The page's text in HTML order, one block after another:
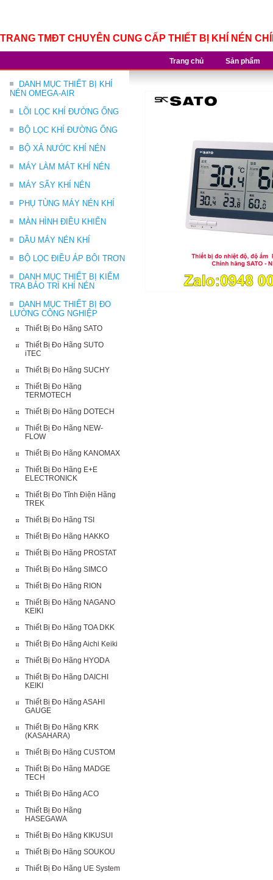
TRANG TMĐT CHUYÊN CUNG CẤP THIẾT BỊ KHÍ NÉN
Trang chủ Sản phẩm
DANH MỤC THIẾT BỊ KHÍ
NÉN OMEGA-AIR
LÕI LỌC KHÍ ĐƯỜNG ỐNG
BỘ LỌC KHÍ ĐƯỜNG ỐNG
BỘ XẢ NƯỚC KHÍ NÉN
MÁY LÀM MÁT KHÍ NÉN
MÁY SẤY KHÍ NÉN
PHỤ TÙNG MÁY NÉN KHÍ
MÀN HÌNH ĐIỀU KHIỂN
DẦU MÁY NÉN KHÍ
BỘ LỌC ĐIỀU ÁP BÔI TRƠN
DANH MỤC THIẾT BỊ KIỂM
TRA BẢO TRÌ KHÍ NÉN
DANH MỤC THIẾT BỊ ĐO
LƯỜNG CÔNG NGHIỆP
Thiết Bị Đo Hãng SATO
Thiết Bị Đo Hãng SUTO
iTEC
Thiết Bị Đo Hãng SUCHY
Thiết Bị Đo Hãng
TERMOTECH
Thiết Bị Đo Hãng DOTECH
Thiết Bị Đo Hãng NEW-
FLOW
Thiết Bị Đo Hãng KANOMAX
Thiết Bị Đo Hãng E+E
ELECTRONICK
Thiết Bị Đo Tĩnh Điện Hãng
TREK
Thiết Bị Đo Hãng TSI
Thiết Bị Đo Hãng HAKKO
Thiết Bị Đo Hãng PROSTAT
Thiết Bị Đo Hãng SIMCO
Thiết Bị Đo Hãng RION
Thiết Bị Đo Hãng NAGANO
KEIKI
Thiết Bị Đo Hãng TOA DKK
Thiết Bị Đo Hãng Aichi Keiki
Thiết Bị Đo Hãng HYODA
Thiết Bị Đo Hãng DAICHI
KEIKI
Thiết Bị Đo Hãng ASAHI
GAUGE
Thiết Bị Đo Hãng KRK
(KASAHARA)
Thiết Bị Đo Hãng CUSTOM
Thiết Bị Đo Hãng MADGE
TECH
Thiết Bị Đo Hãng ACO
Thiết Bị Đo Hãng
HASEGAWA
Thiết Bị Đo Hãng KIKUSUI
Thiết Bị Đo Hãng SOUKOU
Thiết Bị Đo Hãng UE System